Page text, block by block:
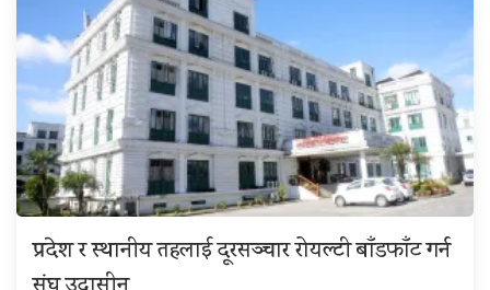
प्रदेश र स्थानीय तहलाई दूरसञ्चार रोयल्टी बाँडफाँट गर्न